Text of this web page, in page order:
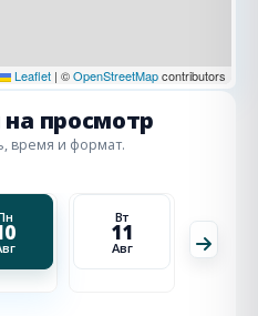
Leaflet | ©OpenStreetMapcontributors
на просмотр
время и формат.
Вт
11
Авг